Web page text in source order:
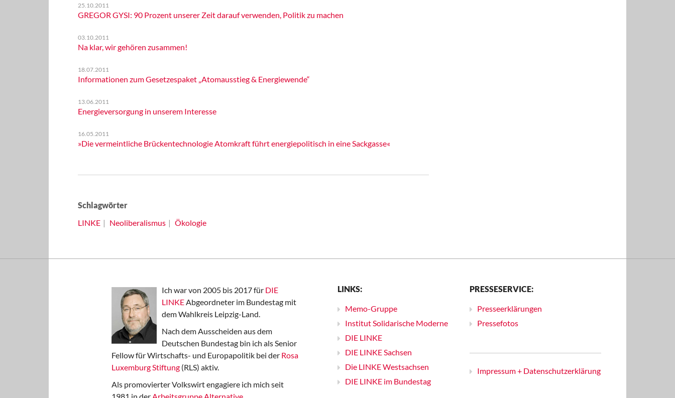
25.10.2011
GREGOR GYSI: 90 Prozent unserer Zeit darauf verwenden, Politik zu machen
03.10.2011
Na klar, wir gehören zusammen!
18.07.2011
Informationen zum Gesetzespaket „Atomausstieg & Energiewende“
13.06.2011
Energieversorgung in unserem Interesse
16.05.2011
»Die vermeintliche Brückentechnologie Atomkraft führt energiepolitisch in eine Sackgasse«
Schlagwörter
LINKE
Neoliberalismus Ökologie
Ich war von 2005 bis 2017 für DIE
LINKEAbgeordneter im Bundestag mit
dem Wahlkreis Leipzig-Land.
Nach dem Ausscheiden aus dem
Deutschen Bundestag bin ich als Senior
Fellow für Wirtschafts- und Europapolitik bei der Rosa
Luxemburg Stiftung (RLS) aktiv.
Als promovierter Volkswirt engagiere ich mich seit
LINKS:
Memo-Gruppe
Institut Solidarische Moderne
DIE LINKE
DIE LINKE Sachsen
Die LINKE Westsachsen
DIE LINKE im Bundestag
PRESSESERVICE:
Presseerklärungen
Pressefotos
Impressum + Datenschutzerklärung